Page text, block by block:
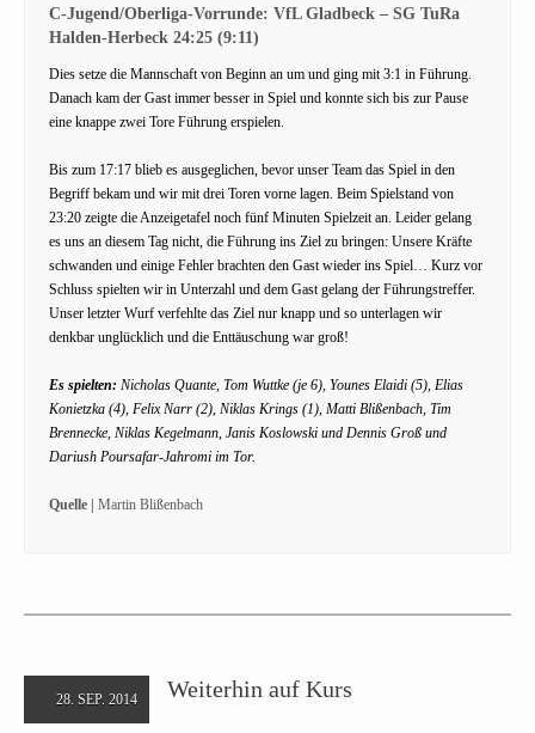
C-Jugend/Oberliga-Vorrunde: VfL Gladbeck – SG TuRa
Halden-Herbeck 24:25 (9:11)
Dies setze die Mannschaft von Beginn an um und ging mit 3:1 in Führung.
Danach kam der Gast immer besser in Spiel und konnte sich bis zur Pause
eine knappe zwei Tore Führung erspielen.
Bis zum 17:17 blieb es ausgeglichen, bevor unser Team das Spiel in den
Begriff bekam und wir mit drei Toren vorne lagen. Beim Spielstand von
23:20 zeigte die Anzeigetafel noch fünf Minuten Spielzeit an. Leider gelang
es uns an diesem Tag nicht, die Führung ins Ziel zu bringen: Unsere Kräfte
schwanden und einige Fehler brachten den Gast wieder ins Spiel… Kurz vor
Schluss spielten wir in Unterzahl und dem Gast gelang der Führungstreffer.
Unser letzter Wurf verfehlte das Ziel nur knapp und so unterlagen wir
denkbar unglücklich und die Enttäuschung war groß!
Es spielten: Nicholas Quante, Tom Wuttke (je 6), Younes Elaidi (5), Elias
Konietzka (4), Felix Narr (2), Niklas Krings (1), Matti Blißenbach, Tim
Brennecke, Niklas Kegelmann, Janis Koslowski und Dennis Groß und
Dariush Poursafar-Jahromi im Tor.
Quelle | Martin Blißenbach
28. SEP. 2014 Weiterhin auf Kurs